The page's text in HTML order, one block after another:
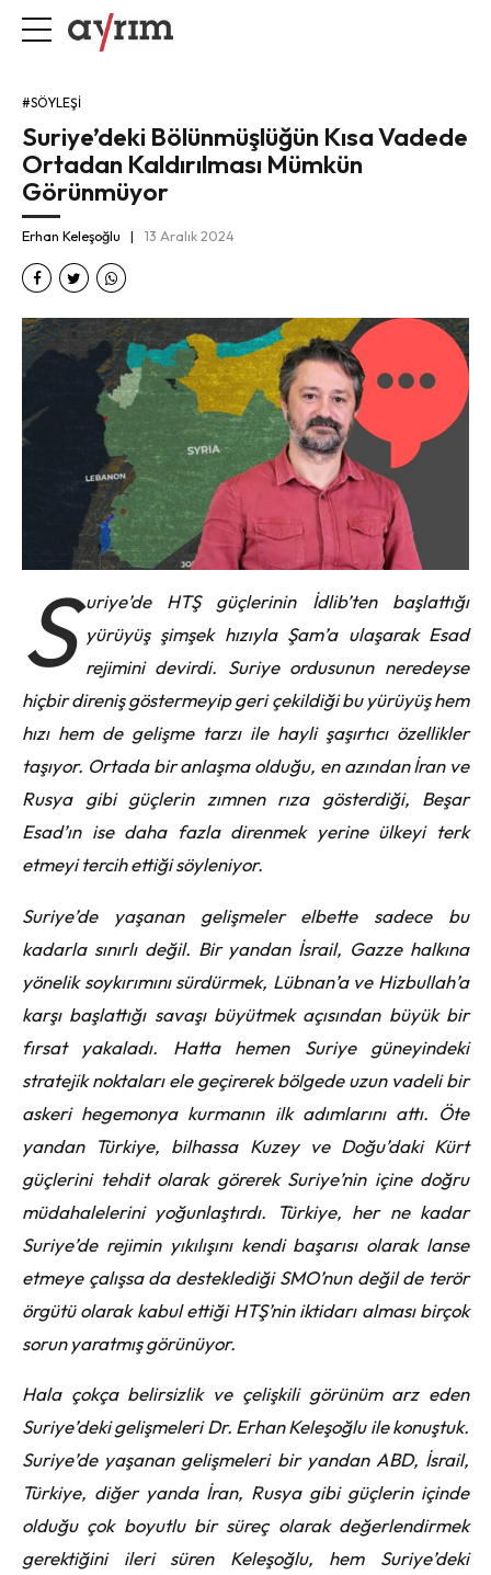
#SÖYLEŞI
Suriye’deki Bölünmüşlüğün Kısa Vadede
Ortadan Kaldırılması Mümkün
Görünmüyor
Erhan Keleşoğlu 13 Aralık 2024
S uriye’de HTŞ güçlerinin İdlib’ten başlattığı
yürüyüş şimşek hızıyla Şam’a ulaşarak Esad
rejimini devirdi. Suriye ordusunun neredeyse
hiçbir direniş göstermeyip geri çekildiği bu yürüyüş hem
hızı hem de gelişme tarzı ile hayli şaşırtıcı özellikler
taşıyor. Ortada bir anlaşma olduğu, en azından İran ve
Rusya gibi güçlerin zımnen rıza gösterdiği, Beşar
Esad’ın ise daha fazla direnmek yerine ülkeyi terk
etmeyi tercih ettiği söyleniyor.
Suriye’de yaşanan gelişmeler elbette sadece bu
kadarla sınırlı değil. Bir yandan İsrail, Gazze halkına
yönelik soykırımını sürdürmek, Lübnan’a ve Hizbullah’a
karşı başlattığı savaşı büyütmek açısından büyük bir
fırsat yakaladı. Hatta hemen Suriye güneyindeki
stratejik noktaları ele geçirerek bölgede uzun vadeli bir
askeri hegemonya kurmanın ilk adımlarını attı. Öte
yandan Türkiye, bilhassa Kuzey ve Doğu’daki Kürt
güçlerini tehdit olarak görerek Suriye’nin içine doğru
müdahalelerini yoğunlaştırdı. Türkiye, her ne kadar
Suriye’de rejimin yıkılışını kendi başarısı olarak lanse
etmeye çalışsa da desteklediği SMO’nun değil de terör
örgütü olarak kabul ettiği HTŞ’nin iktidarı alması birçok
sorun yaratmış görünüyor.
Hala çokça belirsizlik ve çelişkili görünüm arz eden
Suriye’deki gelişmeleri Dr. Erhan Keleşoğlu ile konuştuk.
Suriye’de yaşanan gelişmeleri bir yandan ABD, İsrail,
Türkiye, diğer yanda İran, Rusya gibi güçlerin içinde
olduğu çok boyutlu bir süreç olarak değerlendirmek
gerektiğini ileri süren Keleşoğlu, hem Suriye’deki